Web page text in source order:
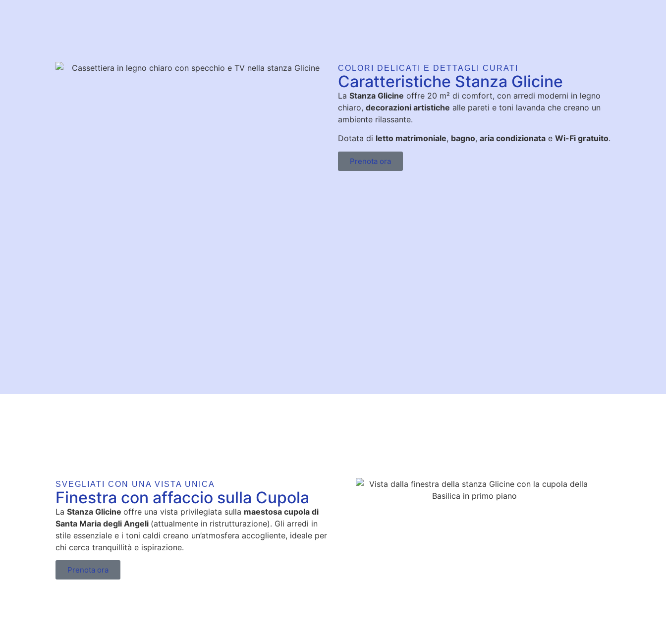
COLORI DELICATI E DETTAGLI CURATI
Caratteristiche Stanza Glicine
La Stanza Glicine offre 20 m² di comfort, con arredi moderni in legno
chiaro, decorazioni artistiche alle pareti e toni lavanda che creano un
ambiente rilassante.
Dotata di letto matrimoniale, bagno, aria condizionata e Wi-Fi gratuito.
Prenota ora
SVEGLIATI CON UNA VISTA UNICA
Finestra con affaccio sulla Cupola
La Stanza Glicine offre una vista privilegiata sulla maestosa cupola di
Santa Maria degli Angeli (attualmente in ristrutturazione). Gli arredi in
stile essenziale e i toni caldi creano un’atmosfera accogliente, ideale per
chi cerca tranquillità e ispirazione.
Prenota ora